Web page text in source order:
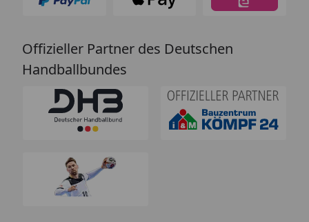
Offizieller Partner des Deutschen
Handballbundes